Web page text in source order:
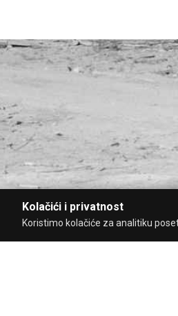
Kolačići i privatnost
Koristimo kolačiće za analitiku